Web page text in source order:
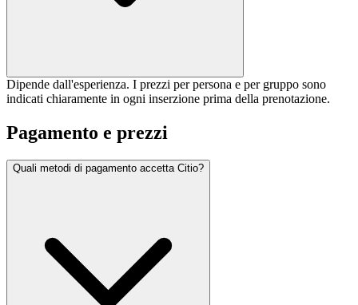
Dipende dall'esperienza. I prezzi per persona e per gruppo sono
indicati chiaramente in ogni inserzione prima della prenotazione.
Pagamento e prezzi
Quali metodi di pagamento accetta Citio?